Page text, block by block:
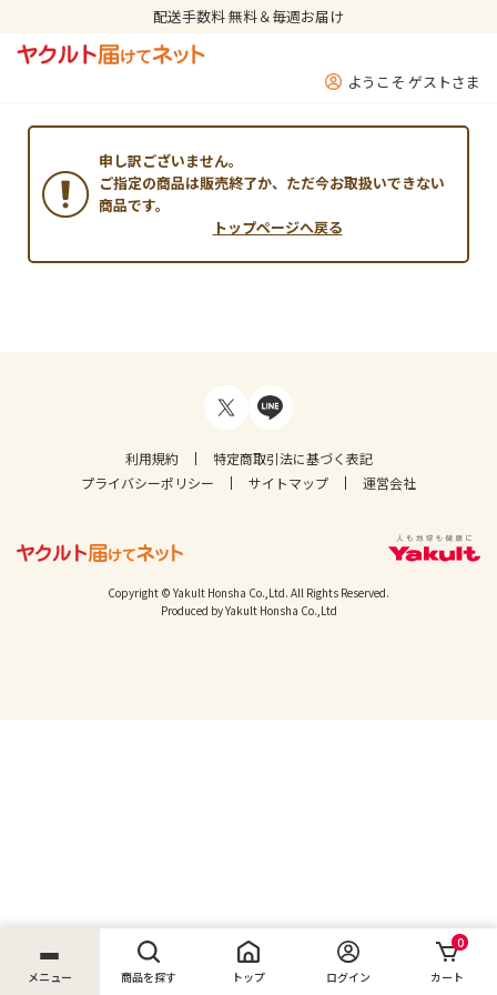
配送手数料 無料＆毎週お届け
ようこそ ゲストさま
メニュー 商品を探す トップ ログイン
0
カート
申し訳ございません。
ご指定の商品は販売終了か、ただ今お取扱いできない
商品です。
トップページへ戻る
利用規約
特定商取引法に基づく表記
プライバシーポリシー
サイトマップ 運営会社
Copyright © Yakult Honsha Co.,Ltd. All Rights Reserved.
Produced by Yakult Honsha Co.,Ltd